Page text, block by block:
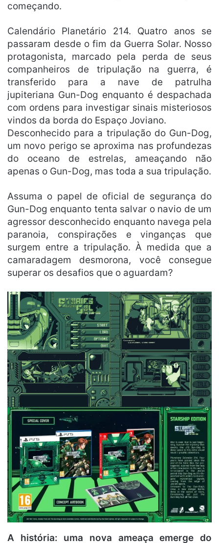
começando.
Calendário Planetário 214. Quatro anos se
passaram desde o fim da Guerra Solar. Nosso
protagonista, marcado pela perda de seus
companheiros de tripulação na guerra, é
transferido para a nave de patrulha
jupiteriana Gun-Dog enquanto é despachada
com ordens para investigar sinais misteriosos
vindos da borda do Espaço Joviano.
Desconhecido para a tripulação do Gun-Dog,
um novo perigo se aproxima nas profundezas
do oceano de estrelas, ameaçando não
apenas o Gun-Dog, mas toda a sua tripulação.
Assuma o papel de oficial de segurança do
Gun-Dog enquanto tenta salvar o navio de um
agressor desconhecido enquanto navega pela
paranoia, conspirações e vinganças que
surgem entre a tripulação. À medida que a
camaradagem desmorona, você consegue
superar os desafios que o aguardam?
A história: uma nova ameaça emerge do